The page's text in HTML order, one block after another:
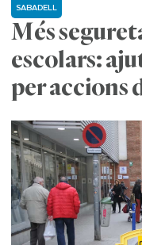
Més
escolars:
per accions
SABADELL